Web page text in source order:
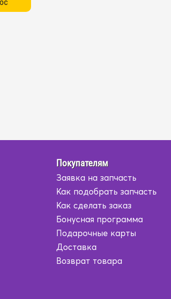
Покупателям
Заявка на запчасть
Как подобрать запчасть
Как сделать заказ
Бонусная программа
Подарочные карты
Доставка
Возврат товара